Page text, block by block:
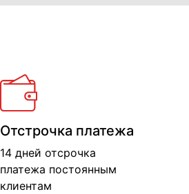
Отстрочка платежа
14 дней отсрочка
платежа постоянным
клиентам